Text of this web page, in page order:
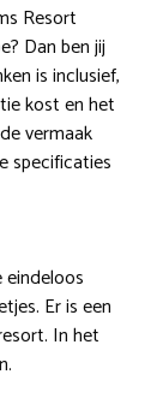
Resort
Dan ben jij
is inclusief,
kost en het
vermaak
specificaties
eindeloos
Er is een
In het